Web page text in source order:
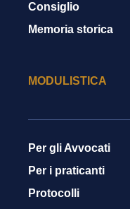
Consiglio
Memoria storica
MODULISTICA
Per gli Avvocati
Per i praticanti
Protocolli